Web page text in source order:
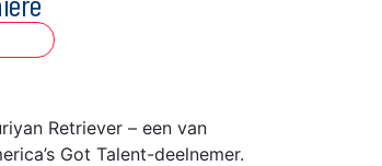
Retriever – een van
Got Talent-deelnemer.